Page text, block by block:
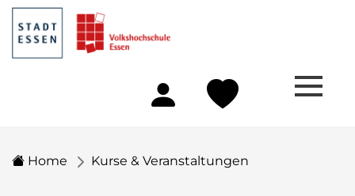
Home Kurse & Veranstaltungen